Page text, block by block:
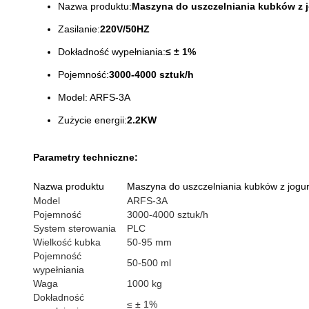
Nazwa produktu:Maszyna do uszczelniania kubków z
Zasilanie:220V/50HZ
Dokładność wypełniania:≤ ± 1%
Pojemność:3000-4000 sztuk/h
Model: ARFS-3A
Zużycie energii:2.2KW
Parametry techniczne:
Nazwa produktu
Maszyna do uszczelniania kubków z
Model
ARFS-3A
Pojemność
3000-4000 sztuk/h
System sterowania
PLC
Wielkość kubka
50-95 mm
Pojemność
wypełniania
50-500 ml
Waga
1000 kg
Dokładność
≤ ± 1%